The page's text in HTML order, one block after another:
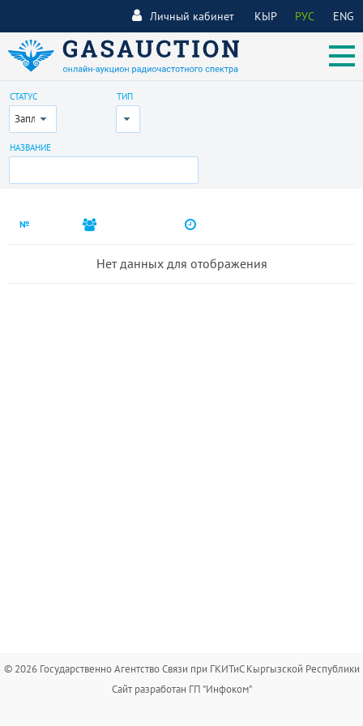
КЫР РУС ENG
Личный кабинет
СТАТУС
Запланирован
ТИП
Все
НАЗВАНИЕ
№
Нет данных для отображения
© 2026 Государственно Агентство Связи при ГКИТиС Кыргызской Республики
Сайт разработан ГП "Инфоком"